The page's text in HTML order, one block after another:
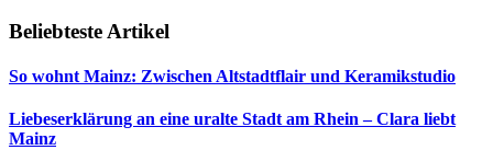
Beliebteste Artikel
So wohnt Mainz: Zwischen Altstadtflair und Keramikstudio
Liebeserklärung an eine uralte Stadt am Rhein – Clara liebt
Mainz